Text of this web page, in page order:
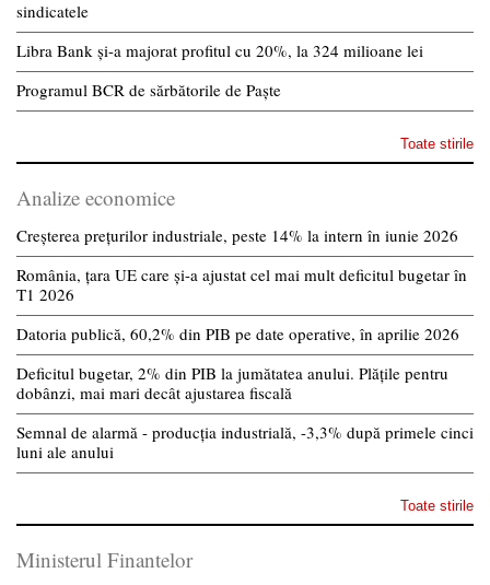
sindicatele
Libra Bank și-a majorat profitul cu 20%, la 324 milioane lei
Programul BCR de sărbătorile de Paște
Toate stirile
Analize economice
Creșterea prețurilor industriale, peste 14% la intern în iunie 2026
România, țara UE care și-a ajustat cel mai mult deficitul bugetar în
T1 2026
Datoria publică, 60,2% din PIB pe date operative, în aprilie 2026
Deficitul bugetar, 2% din PIB la jumătatea anului. Plățile pentru
dobânzi, mai mari decât ajustarea fiscală
Semnal de alarmă - producția industrială, -3,3% după primele cinci
luni ale anului
Toate stirile
Ministerul Finantelor